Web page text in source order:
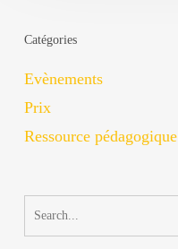
Catégories
Evènements
Prix
Ressource pédagogique